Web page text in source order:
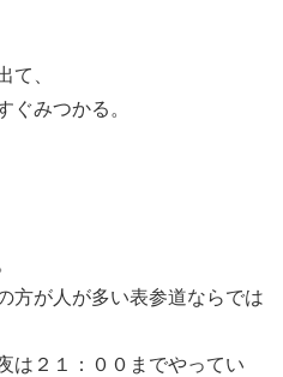
て、
みつかる。
方が人が多い表参道ならでは
は２１：００までやってい